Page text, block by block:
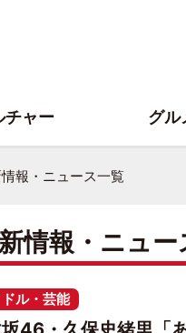
報・ニュース一覧
情報・ニュー
ル・芸能
チャー グル